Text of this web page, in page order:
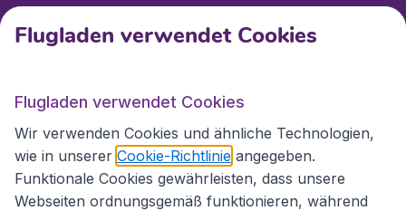
Internationale Webseiten
Folgen Sie uns:
Flugladen verwendet Cookies
Flugladen verwendet Cookies
Wir verwenden Cookies und ähnliche Technologien,
wie in unserer Cookie-Richtlinie angegeben.
Funktionale Cookies gewährleisten, dass unsere
Webseiten ordnungsgemäß funktionieren, während